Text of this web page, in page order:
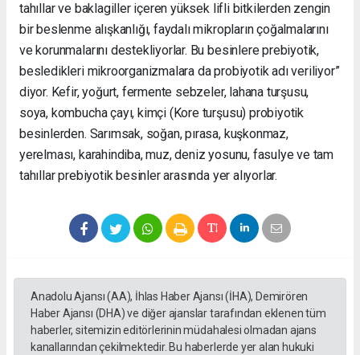
tahıllar ve baklagiller içeren yüksek lifli bitkilerden zengin
bir beslenme alışkanlığı, faydalı mikropların çoğalmalarını
ve korunmalarını destekliyorlar. Bu besinlere prebiyotik,
besledikleri mikroorganizmalara da probiyotik adı veriliyor”
diyor. Kefir, yoğurt, fermente sebzeler, lahana turşusu,
soya, kombucha çayı, kimçi (Kore turşusu) probiyotik
besinlerden. Sarımsak, soğan, pırasa, kuşkonmaz,
yerelması, karahindiba, muz, deniz yosunu, fasulye ve tam
tahıllar prebiyotik besinler arasında yer alıyorlar.
Anadolu Ajansı (AA), İhlas Haber Ajansı (İHA), Demirören
Haber Ajansı (DHA) ve diğer ajanslar tarafından eklenen tüm
haberler, sitemizin editörlerinin müdahalesi olmadan ajans
kanallarından çekilmektedir. Bu haberlerde yer alan hukuki